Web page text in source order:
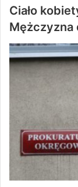
Ciało
Mężczyzna